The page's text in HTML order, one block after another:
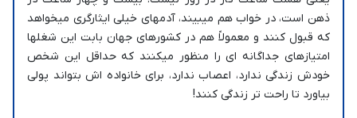
ذهن است، در خواب هم میبیند، آدمهای خیلی ایثارگری میخواهد
که قبول کنند و معمولاً هم در کشورهای جهان بابت این شغلها
امتیازهای جداگانه ای را منظور میکنند که حداقل این شخص
خودش زندگی ندارد، اعصاب ندارد، برای خانواده اش بتواند پولی
بیاورد تا راحت تر زندگی کنند!